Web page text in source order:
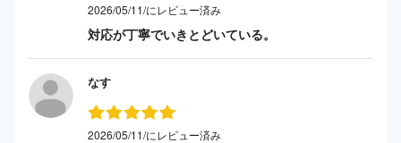
2026/05/11/にレビュー済み
対応が丁寧でいきとどいている。
なす
2026/05/11/にレビュー済み